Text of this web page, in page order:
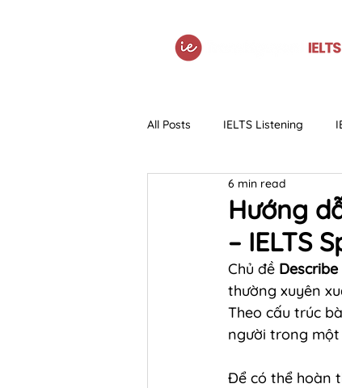
All Posts IELTS Listening
IELTS Grammar
Hướng
– IELTS
6 min read
Chủ đề
thường xuyên
Theo cấu trúc
người trong một
Để có thể hoàn